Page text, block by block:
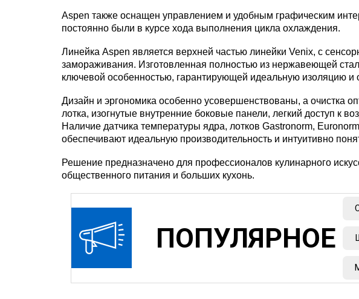
Aspen также оснащен управлением и удобным графическим
постоянно были в курсе хода выполнения цикла охлаждения.
Линейка Aspen является верхней частью линейки Venix, с
замораживания. Изготовленная полностью из нержавеющей
ключевой особенностью, гарантирующей идеальную изоляцию и
Дизайн и эргономика особенно усовершенствованы, а очистка
лотка, изогнутые внутренние боковые панели, легкий доступ к
Наличие датчика температуры ядра, лотков Gastronorm,
обеспечивают идеальную производительность и интуитивно
Решение предназначено для профессионалов кулинарного
общественного питания и больших кухонь.
ПОПУЛЯРНОЕ